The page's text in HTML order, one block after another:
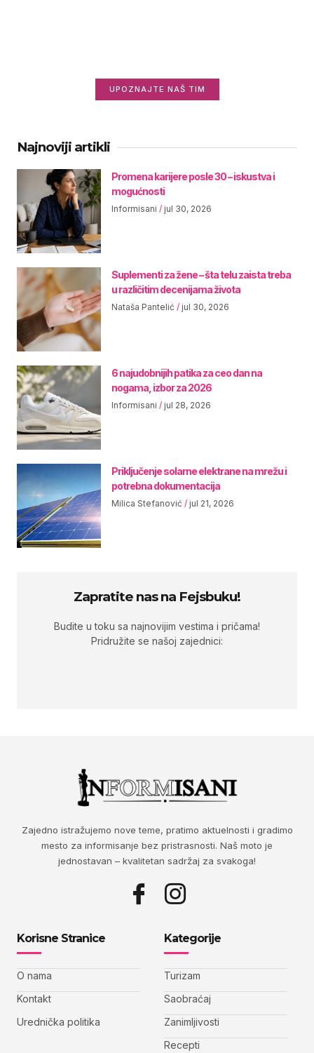
UPOZNAJTE NAŠ TIM
Najnoviji artikli
Promena karijere posle 30 – iskustva i
mogućnosti
Informisani jul 30, 2026
Suplementi za žene – šta telu zaista treba
u različitim decenijama života
Nataša Pantelić jul 30, 2026
6 najudobnijih patika za ceo dan na
nogama, izbor za 2026
Informisani jul 28, 2026
Priključenje solarne elektrane na mrežu i
potrebna dokumentacija
Milica Stefanović jul 21, 2026
Zapratite nas na Fejsbuku!
Budite u toku sa najnovijim vestima i pričama!
Pridružite se našoj zajednici:
Zajedno istražujemo nove teme, pratimo aktuelnosti i gradimo
mesto za informisanje bez pristrasnosti. Naš moto je
jednostavan – kvalitetan sadržaj za svakoga!
Korisne Stranice
O nama
Kontakt
Urednička politika
Kategorije
Turizam
Saobraćaj
Zanimljivosti
Recepti